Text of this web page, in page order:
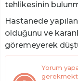
tehlikesinin
Hastanede
olduğunu ve
göremeyerek
Yorum